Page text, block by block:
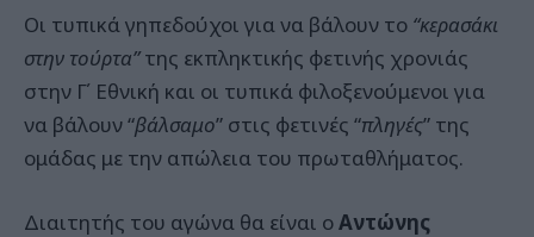
Oι τυπικά γηπεδούχοι για να βάλουν το “κερασάκι
στην τούρτα”της εκπληκτικής φετινής χρονιάς
στην Γ΄ Εθνική και οι τυπικά φιλοξενούμενοι για
να βάλουν “βάλσαμο” στις φετινές “πληγές” της
ομάδας με την απώλεια του πρωταθλήματος.
Διαιτητής του αγώνα θα είναι οΑντώνης